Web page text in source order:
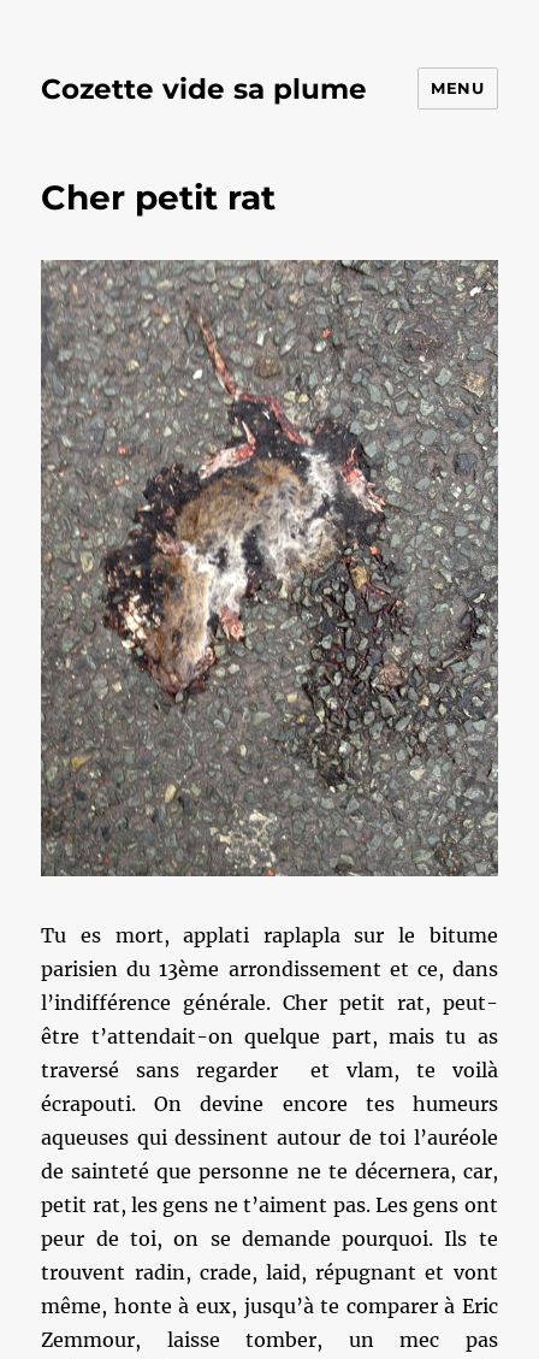
Cozette vide sa plume MENU
Cher petit rat
Tu es mort, applati raplapla sur le bitume
parisien du 13ème arrondissement et ce, dans
l’indifférence générale. Cher petit rat, peut-
être t’attendait-on quelque part, mais tu as
traversé sans regarder et vlam, te voilà
écrapouti. On devine encore tes humeurs
aqueuses qui dessinent autour de toi l’auréole
de sainteté que personne ne te décernera, car,
petit rat, les gens ne t’aiment pas. Les gens ont
peur de toi, on se demande pourquoi. Ils te
trouvent radin, crade, laid, répugnant et vont
même, honte à eux, jusqu’à te comparer à Eric
Zemmour, laisse tomber, un mec pas